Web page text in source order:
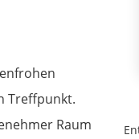
Treffpunkt.
Raum